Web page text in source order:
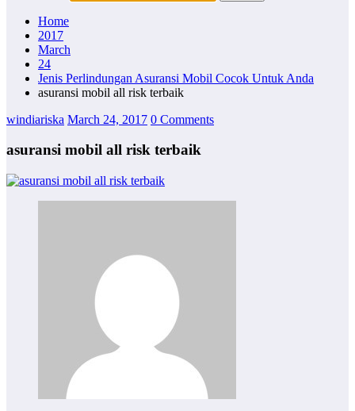
Home
2017
March
24
Jenis Perlindungan Asuransi Mobil Cocok Untuk Anda
asuransi mobil all risk terbaik
windiariska March 24, 2017 0 Comments
asuransi mobil all risk terbaik